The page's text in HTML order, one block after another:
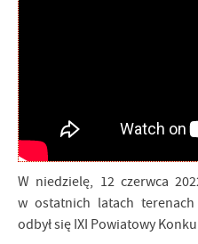
W niedzielę, 12 czerwca
w ostatnich latach
odbył się IXI Powiatowy